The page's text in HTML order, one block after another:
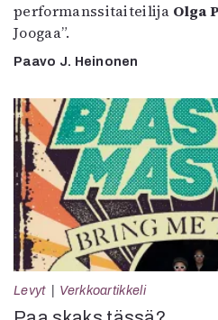
performanssitaiteilija Olga
Joogaa”.
Paavo J. Heinonen
Levyt Verkkoartikkeli